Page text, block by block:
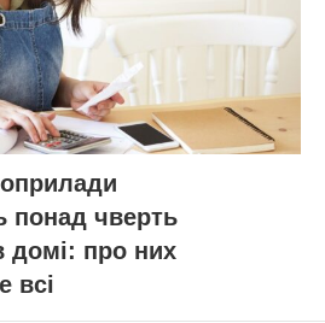
понад чверть
домі: про них
всі